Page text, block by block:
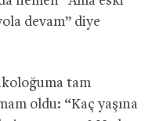
devam” diye
tam
oldu: “Kaç yaşına